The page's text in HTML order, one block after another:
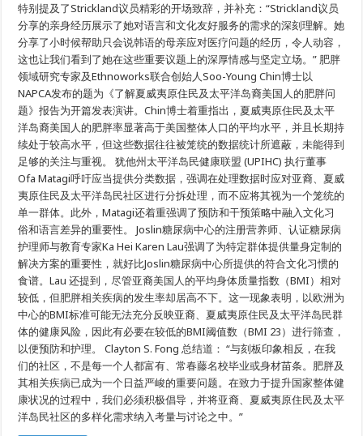
报
会
议
中
聚
焦
亚
裔
与
夏
威
夷
原
住
民
及
太
平
洋
岛
民
社
区
中
的
肥
胖
问
题
特别提及了Strickland议员精彩的开场致辞，并补充：“Strickland议员
分享的亲身经历展示了她对语言和文化友好服务的需求的深刻理解。她
分享了小时候帮助只会说韩语的母亲应对医疗问题的经历，令人动容，
这也让我们看到了她在这些重要议题上的深厚情感与坚定立场。” 肥胖
领域研究专家及Ethnoworks联合创始人Soo-Young Chin博士以
NAPCA发布的题为《了解夏威夷原住民及太平洋岛裔美国人的肥胖问
题》报告为开篇发表演讲。Chin博士着重指出，夏威夷原住民及太平
洋岛裔美国人的肥胖率显著高于美国整体人口的平均水平，并且长期持
续处于较高水平，但这些数据往往被笼统的数据统计所遮蔽，未能得到
足够的关注与重视。 犹他州太平洋岛民健康联盟 (UPIHC) 执行董事
Ofa Matagi呼吁应当提供分类数据，强调在处理数据时应对亚裔、夏威
夷原住民及太平洋岛民社区进行分拆处理，而不应将其视为一个笼统的
单一群体。此外，Matagi还着重强调了预防和干预策略中融入文化习
俗和语言差异的重要性。 Joslin糖尿病中心的注册营养师、认证糖尿病
护理师与教育专家Ka Hei Karen Lau强调了为特定群体提供量身定制的
解决方案的重要性，就好比Joslin糖尿病中心所提供的符合文化习惯的
食谱。Lau 还提到，尽管亚裔美国人的平均身体质量指数（BMI）相对
较低，但肥胖相关疾病的发生率却居高不下。这一现象表明，以欧洲为
中心的BMI标准可能无法充分反映亚裔、夏威夷原住民及太平洋岛民群
体的健康风险，因此有必要在较低的BMI阈值数（BMI 23）进行筛查，
以便预防和护理。 Clayton S. Fong 总结道： “与刻板印象相反，在我
们的社区，不是每一个人都富有、常春藤名校毕业或身材苗条。肥胖及
其相关疾病已成为一个日益严峻的重要问题。在致力于提升国家整体健
康状况的过程中，我们必须积极倡导，并将亚裔、夏威夷原住民及太平
洋岛民社区的多样化需求纳入考量与讨论之中。”